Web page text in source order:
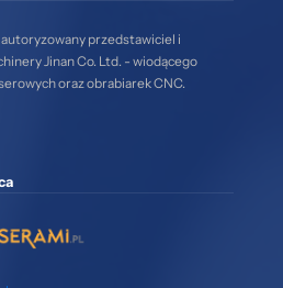
przedstawiciel i
Jinan Co. Ltd. - wiodącego
oraz obrabiarek CNC.